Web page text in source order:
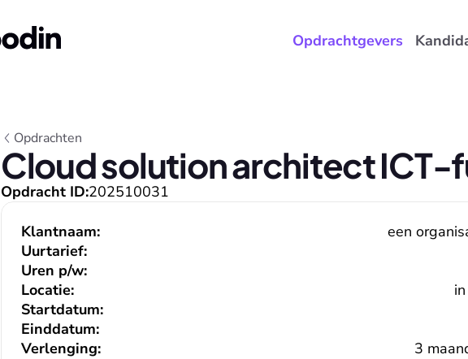
Opdrachtgevers
Opdrachten
Cloud solution architect ICT-
Opdracht ID:202510031
Startdatum:
Einddatum:
Verlenging:
3
Klantnaam:
een
Uurtarief:
Uren p/w:
Locatie: